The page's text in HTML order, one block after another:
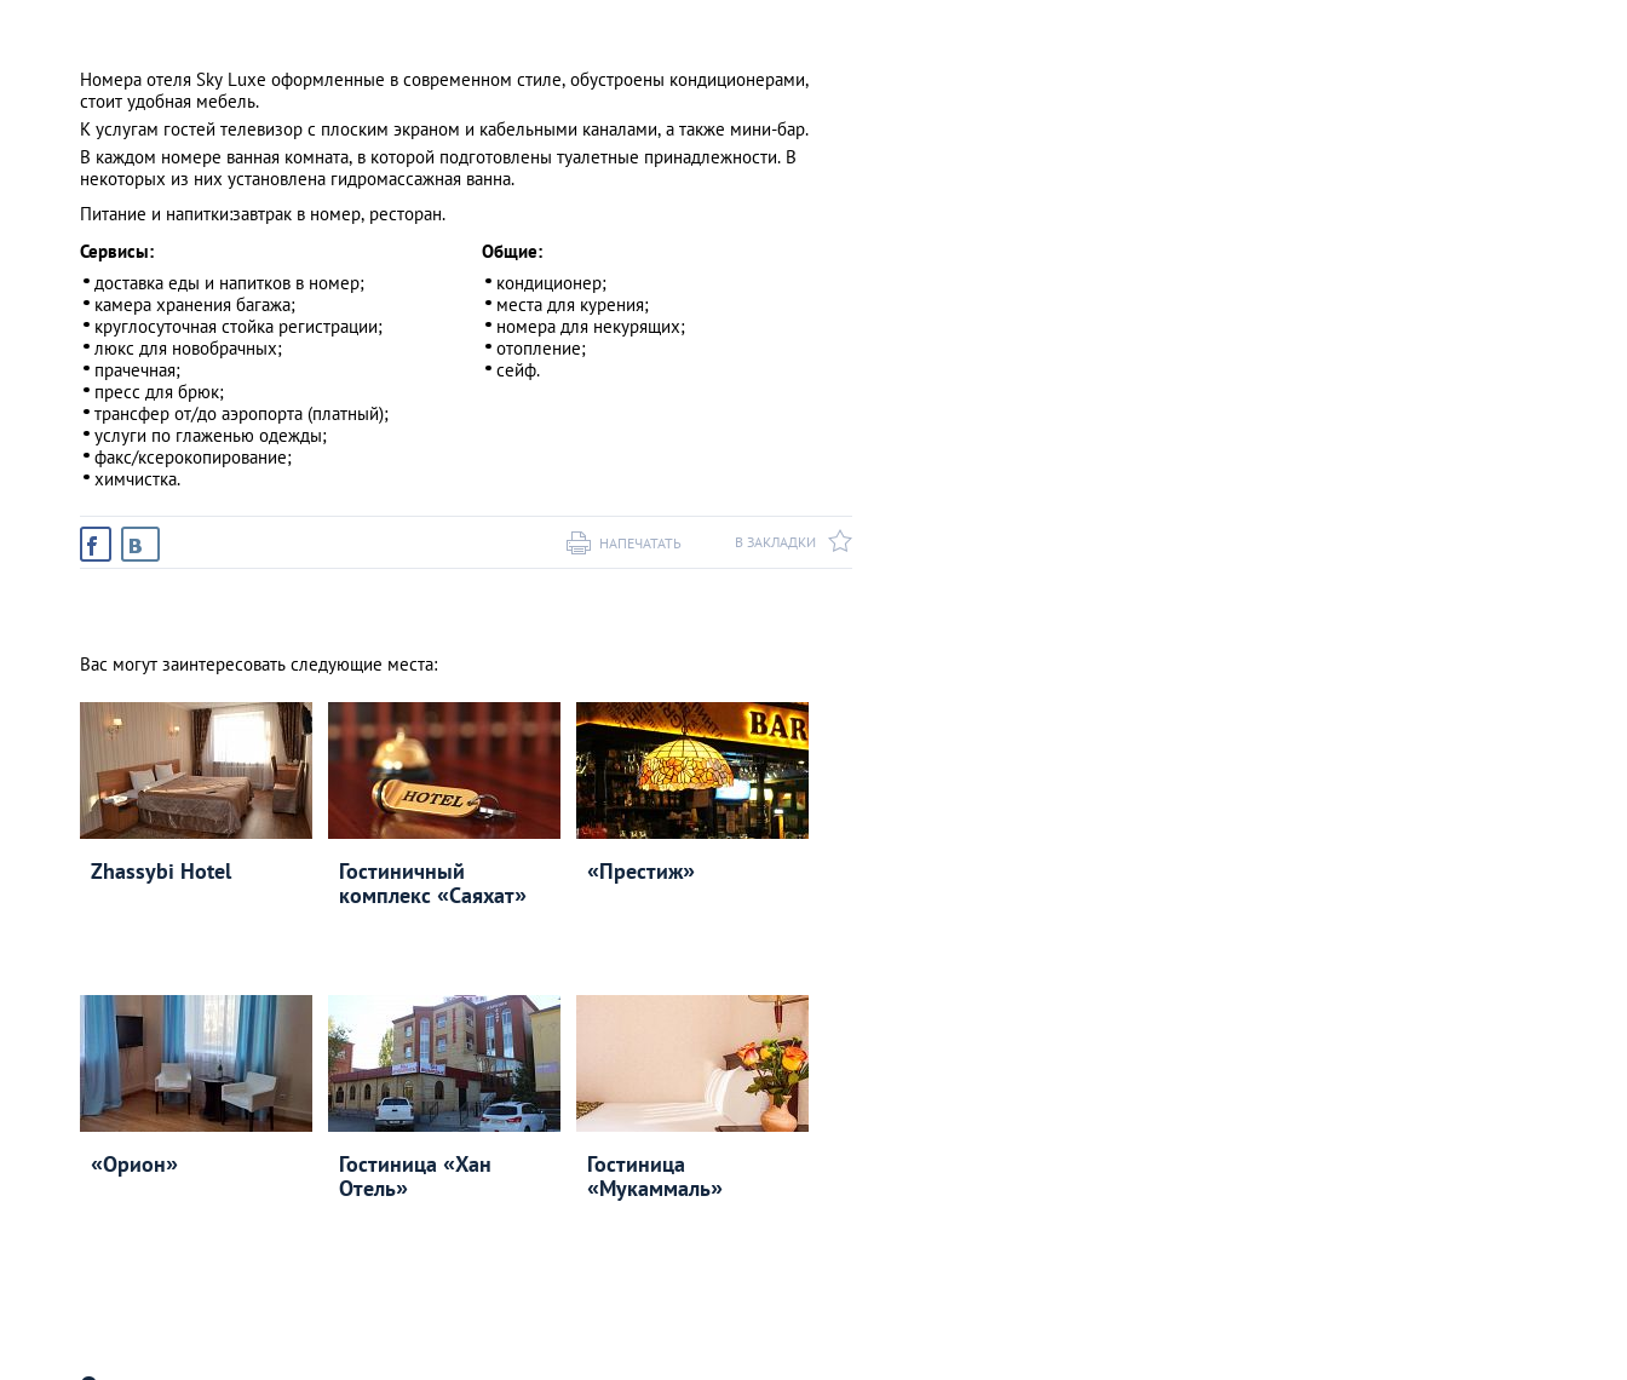
Номера отеля Sky Luxe оформленные в современном стиле, обустроены кондиционерами,
стоит удобная мебель.
К услугам гостей телевизор с плоским экраном и кабельными каналами, а также мини-бар.
В каждом номере ванная комната, в которой подготовлены туалетные принадлежности. В
некоторых из них установлена гидромассажная ванна.
Питание и напитки:завтрак в номер, ресторан.
Сервисы:
доставка еды и напитков в номер;
камера хранения багажа;
круглосуточная стойка регистрации;
люкс для новобрачных;
прачечная;
пресс для брюк;
трансфер от/до аэропорта (платный);
услуги по глаженью одежды;
факс/ксерокопирование;
химчистка.
Общие:
кондиционер;
места для курения;
номера для некурящих;
отопление;
сейф.
В ЗАКЛАДКИ
НАПЕЧАТАТЬ
Вас могут заинтересовать следующие места:
Zhassybi Hotel
Гостиничный
комплекс «Саяхат»
«Престиж»
«Орион»
Гостиница «Хан
Отель»
Гостиница
«Мукаммаль»